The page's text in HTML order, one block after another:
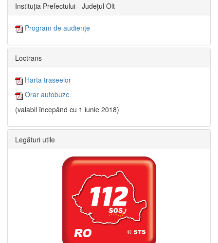
Instituția Prefectului - Județul Olt
Program de audiențe
Loctrans
Harta traseelor
Orar autobuze
(valabil începând cu 1 iunie 2018)
Legături utile